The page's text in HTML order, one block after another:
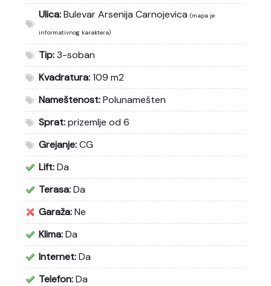
Ulica:Bulevar Arsenija Carnojevica (mapa je
informativnog karaktera)
Tip:3-soban
Kvadratura:109 m2
Nameštenost:Polunamešten
Sprat:prizemlje od 6
Grejanje:CG
Lift:Da
Terasa:Da
Garaža:Ne
Klima:Da
Internet:Da
Telefon:Da